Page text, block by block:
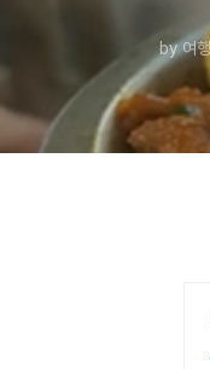
by 여